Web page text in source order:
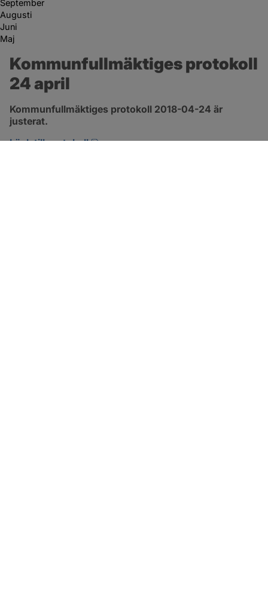
September
Augusti
Juni
Maj
Kommunfullmäktiges protokoll
24 april
Kommunfullmäktiges protokoll 2018-04-24 är
justerat.
Länk till protokoll
pdf, 2.9 MB, öppnas i nytt fönster.